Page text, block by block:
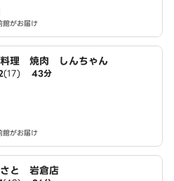
館がお届け
理 焼肉 しんちゃん
(17) 43分
館がお届け
と 岩倉店